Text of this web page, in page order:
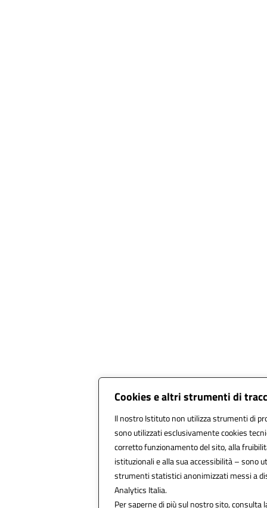
Cookies e altri strumenti di
Il nostro Istituto non utilizza strumenti di
sono utilizzati esclusivamente cookies
corretto funzionamento del sito, alla
istituzionali e alla sua accessibilità – sono
strumenti statistici anonimizzati messi a
Analytics Italia.
Per saperne di più sul nostro sito, consulta